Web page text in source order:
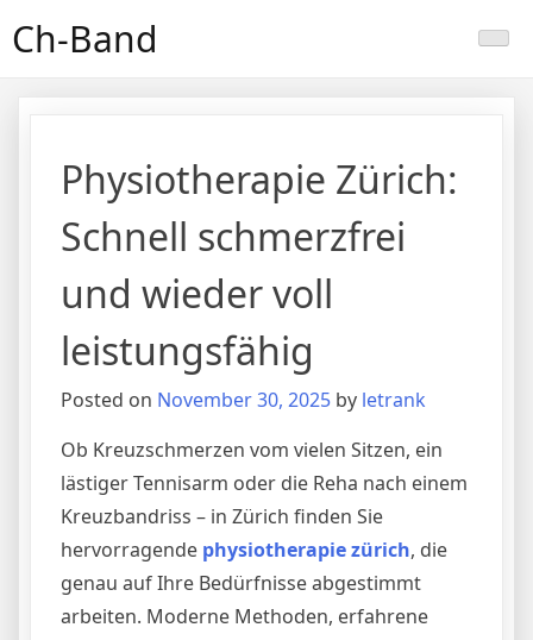
toCh-Band
Physiotherapie Zürich:
Schnell schmerzfrei
und wieder voll
leistungsfähig
Posted on November 30, 2025 by letrank
Ob Kreuzschmerzen vom vielen Sitzen, ein
lästiger Tennisarm oder die Reha nach einem
Kreuzbandriss – in Zürich finden Sie
hervorragende physiotherapie zürich, die
genau auf Ihre Bedürfnisse abgestimmt
arbeiten. Moderne Methoden, erfahrene